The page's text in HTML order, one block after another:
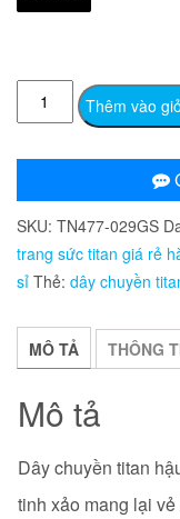
TN477
Dây
hậu
duệ
mặt
trời
lượng
Thêm vào
SKU: TN477-029GS
trang sức titan giá rẻ
sỉ Thẻ: dây chuyền
MÔ TẢ THÔNG
Mô tả
Dây chuyền titan
tinh xảo mang lại